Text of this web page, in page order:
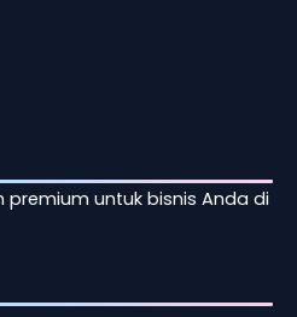
untuk bisnis Anda di